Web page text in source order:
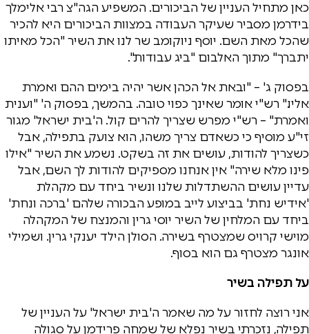
כאן מתחיל העניין של הביכורים. המשפיע הגה"צ רבי אלימלך
בידרמן מסביר שעיקר העבודה במצוות הביכורים היא להכיר
שהכל מאת השם. יוסף ניוקומב שר לנו את השיר "הכל מאיתו
יתברך" מתוך האלבום "ביג עבודות".
בפסוק ג' – "ובאת אל הכהן אשר יהיה בימים ההם ואמרת
אליו." רש"י אומר שאינך כפוי טובה. בהמשך, בפסוק ה' "וענית
ואמרת" – רש"י מפרש שצריך להרים קול. ה'בית ישראל' מגור
זי"ע מוסיף כי כשאדם צריך משהו, הוא צועק בתפילה, אבל
כשצריך להודות, עושים את זה בשקט. נשמע את השיר "אילו
פינו מלא שירה" אין אנחנו מספיקים להודות לך השם, אבל
עדיין עושים ההשתדלות שלנו ונשיר ביחד עם מקהלת
'אידיש נחת' בביצוע לייב במופע הבכורה שלהם 'ברכה ונחת'
ביחד עם המלחין של השיר יוסי גרין והמנצח של המקהלה
מוישי קרויס שמצטרף בשירה. הסולן הילד יענקי גרין. ושמילי
אונגר מצטרף גם הוא בסוף.
על תפילה בשיר
אני רוצה לחזור על מה שאמר ה'בית ישראל' על העניין של
תפילה, נזכרתי בשיר נפלא של שמחה פרידמן על סגולה